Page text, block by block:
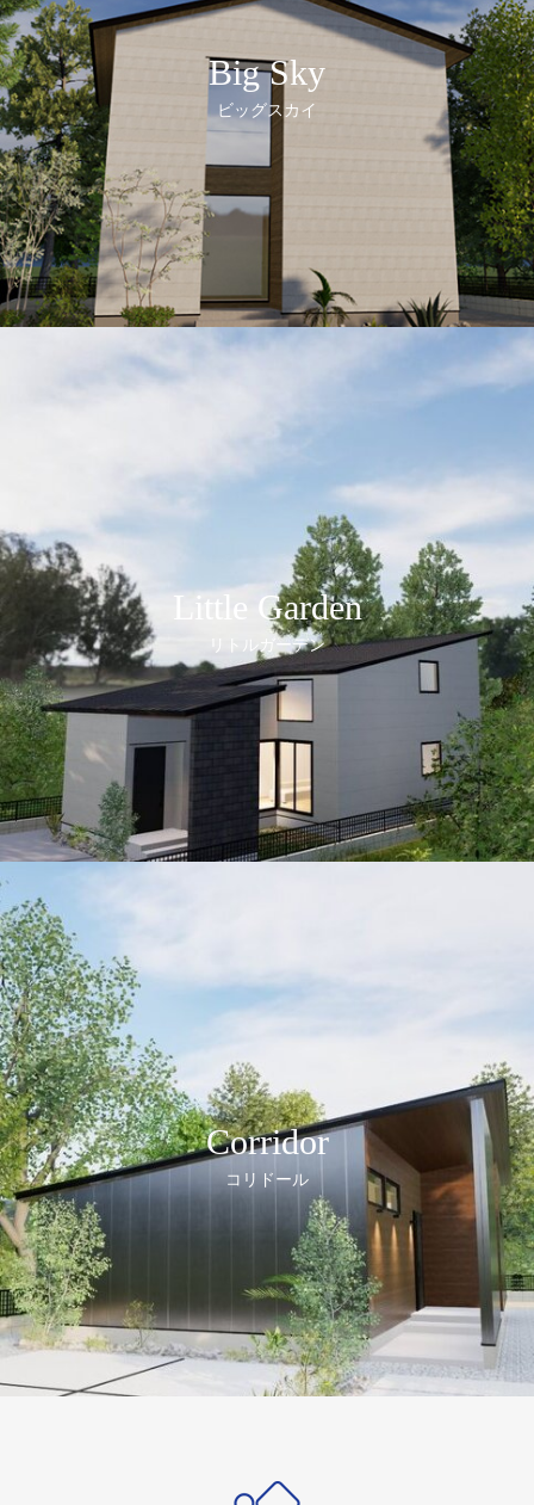
Big Sky
ビッグスカイ
Little Garden
リトルガーデン
Corridor
コリドール